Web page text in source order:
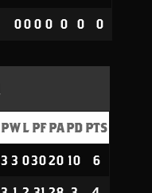
00 0 0 0 0 0
PWL PF PAPD PTS
3 3 03020 10 6